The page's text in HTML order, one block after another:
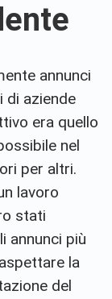
annunci
di aziende
era quello
nel
per altri.
lavoro
stati
annunci più
la
del